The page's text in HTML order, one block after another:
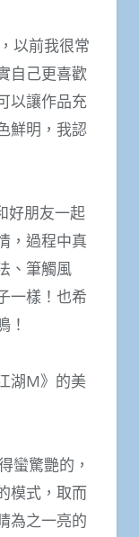
以前我很常
自己更喜歡
以讓作品充
鮮明，我認
好朋友一起
，過程中真
、筆觸風
一樣！也希
！
湖M》的美
蠻驚艷的，
模式，取而
為之一亮的